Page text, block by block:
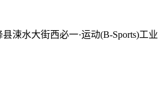
涑水大街西必一·运动(B-Sports)工业